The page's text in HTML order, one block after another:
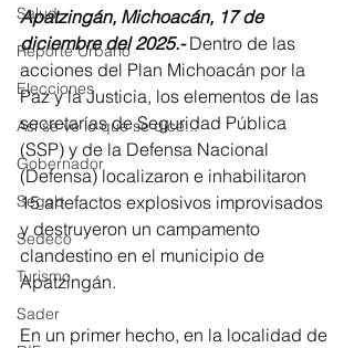
Salud
Reporte Urbano
Elecciones
Así se ve lo que se dice...
Gobernador
Segob
Sedeco
Turismo
Sader
Apatzingán, Michoacán, 17 de
diciembre del 2025.- Dentro de las
acciones del Plan Michoacán por la
Paz y la Justicia, los elementos de las
secretarías de Seguridad Pública
(SSP) y de la Defensa Nacional
(Defensa) localizaron e inhabilitaron
15 artefactos explosivos improvisados
y destruyeron un campamento
clandestino en el municipio de
Apatzingán.
En un primer hecho, en la localidad de